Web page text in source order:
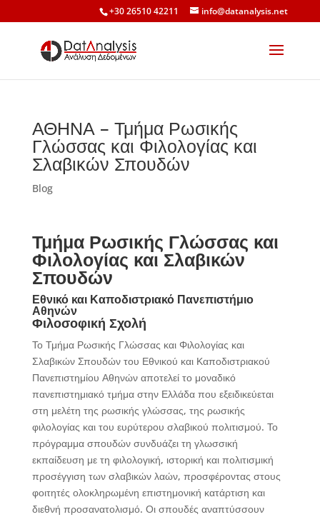
+30 26510 42211 info@datanalysis.net
ΑΘΗΝΑ – Τμήμα Ρωσικής
Γλώσσας και Φιλολογίας και
Σλαβικών Σπουδών
Blog
Τμήμα Ρωσικής Γλώσσας και
Φιλολογίας και Σλαβικών
Σπουδών
Εθνικό και Καποδιστριακό Πανεπιστήμιο
Αθηνών
Φιλοσοφική Σχολή
Το Τμήμα Ρωσικής Γλώσσας και Φιλολογίας και
Σλαβικών Σπουδών του Εθνικού και Καποδιστριακού
Πανεπιστημίου Αθηνών αποτελεί το μοναδικό
πανεπιστημιακό τμήμα στην Ελλάδα που εξειδικεύεται
στη μελέτη της ρωσικής γλώσσας, της ρωσικής
φιλολογίας και του ευρύτερου σλαβικού πολιτισμού. Το
πρόγραμμα σπουδών συνδυάζει τη γλωσσική
εκπαίδευση με τη φιλολογική, ιστορική και πολιτισμική
προσέγγιση των σλαβικών λαών, προσφέροντας στους
φοιτητές ολοκληρωμένη επιστημονική κατάρτιση και
διεθνή προσανατολισμό. Οι σπουδές αναπτύσσουν